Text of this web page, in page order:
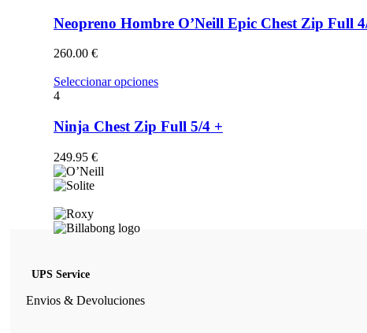
múltiples
variantes.
se
pueden
en
la
Neopreno Hombre O’Neill Epic Chest Zip
260.00 €
Seleccionar opcionesEste
múltiples
variantes.
4
Ninja Chest Zip Full 5/4 +
249.95 €
UPS Service
Envios & Devoluciones